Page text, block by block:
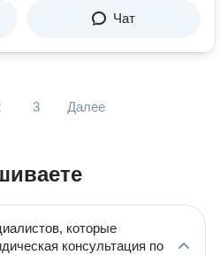
Чат
3 Далее
которые
консультация по